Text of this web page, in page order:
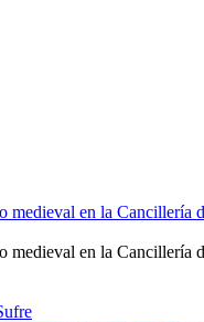
medieval en la Cancillería
medieval en la Cancillería